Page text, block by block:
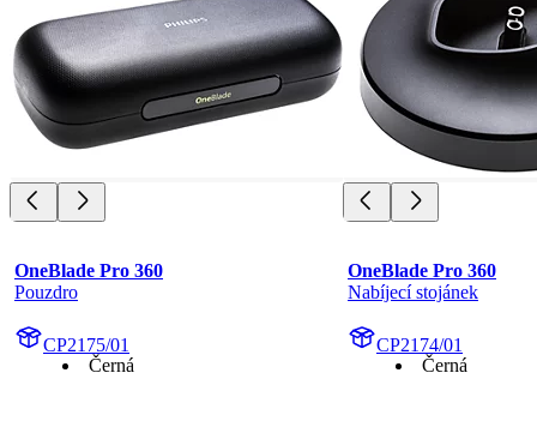
OneBlade Pro 360
Pouzdro
CP2175/01
Černá
OneBlade Pro 360
Nabíjecí stojánek
CP2174/01
Černá